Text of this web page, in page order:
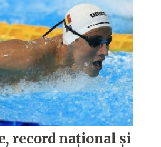
record național și